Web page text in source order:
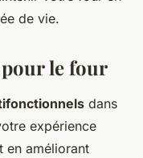
de vie.
le four
dans
expérience
en améliorant